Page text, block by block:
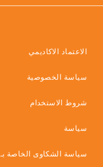
الاعتماد الاكاديمي
سياسة الخصوصية
شروط الاستخدام
سياسة
سياسة الشكاوى الخاصة بـ IBHE